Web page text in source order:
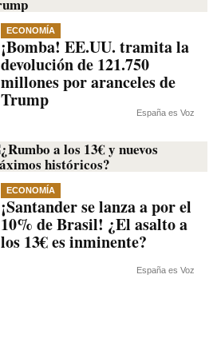
ECONOMÍA
¡Bomba! EE.UU. tramita la
devolución de 121.750
millones por aranceles de
Trump
España es Voz
ECONOMÍA
¡Santander se lanza a por el
10% de Brasil! ¿El asalto a
los 13€ es inminente?
España es Voz